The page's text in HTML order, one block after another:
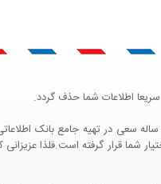
سریعا اطلاعات شما حذف گردد.
پرتال مشاغل ایران در جهت رشد فرهنگ بازاریابی و کمک به جامعه بازاریابی و اقتصاد کشور عزیزمان این وب سایت را راه اندازی نموده و
قرار گرفته است.فلذا عزیزانی